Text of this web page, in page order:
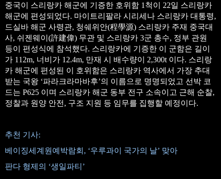
중국이 스리랑카 해군에 기증한 호위함 1척이 22일 스리랑카
해군에 편성되었다. 마이트리팔라 시리세나 스리랑카 대통령,
드실바 해군 사령관, 청쉐위안(程學源) 스리랑카 주재 중국대
사, 쉬젠웨이(許建偉) 무관 및 스리랑카 3군 총수, 정부 관원
등이 편성식에 참석했다. 스리랑카에 기증한 이 군함은 길이
가 112m, 너비가 12.4m, 만재 시 배수량이 2,300t 이다. 스리랑
카 해군에 편성된 이 호위함은 스리랑카 역사에서 가장 추대
받는 국왕 ‘파라크라마바후’의 이름으로 명명되었고 선박 코
드는 P625 이며 스리랑카 해군 동부 전구 소속이고 근해 순찰,
정찰과 원양 안전, 구조 지원 등 임무를 집행할 예정이다.
추천 기사:
베이징세계원예박람회, ‘우루과이 국가의 날’ 맞아
판다 형제의 ‘생일파티’